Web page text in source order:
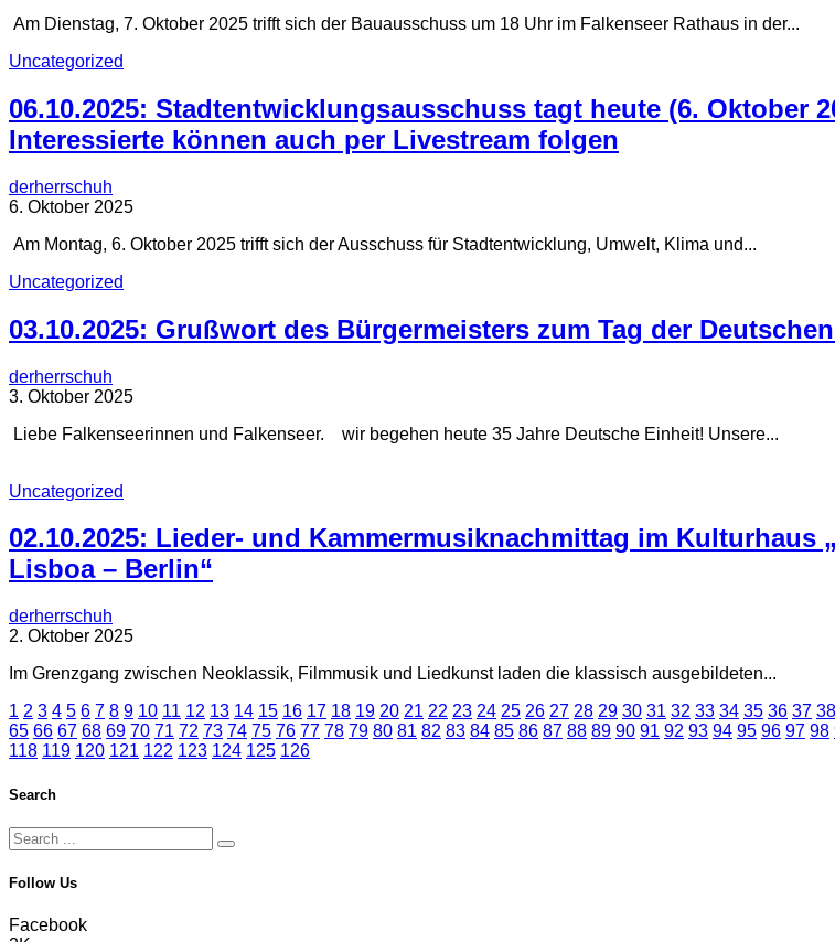
Am Dienstag, 7. Oktober 2025 trifft sich der Bauausschuss um 18 Uhr im Falkenseer Rathaus in der...
Uncategorized
06.10.2025: Stadtentwicklungsausschuss tagt heute (6. Oktober
Interessierte können auch per Livestream folgen
derherrschuh
6. Oktober 2025
Am Montag, 6. Oktober 2025 trifft sich der Ausschuss für Stadtentwicklung, Umwelt, Klima und...
Uncategorized
03.10.2025: Grußwort des Bürgermeisters zum Tag der
derherrschuh
3. Oktober 2025
Liebe Falkenseerinnen und Falkenseer. wir begehen heute 35 Jahre Deutsche Einheit! Unsere...
Uncategorized
02.10.2025: Lieder- und Kammermusiknachmittag im Kulturhaus
Lisboa – Berlin“
derherrschuh
2. Oktober 2025
Im Grenzgang zwischen Neoklassik, Filmmusik und Liedkunst laden die klassisch ausgebildeten...
1 2 3 4 5 6 7 8 9 10 11 12 13 14 15 16 17 18 19 20 21 22 23 24 25 26 27 28 29 30 31 32 33 34 35 36 37 38
65 66 67 68 69 70 71 72 73 74 75 76 77 78 79 80 81 82 83 84 85 86 87 88 89 90 91 92 93 94 95 96 97 98
118 119 120 121 122 123 124 125 126
Search
Follow Us
Facebook